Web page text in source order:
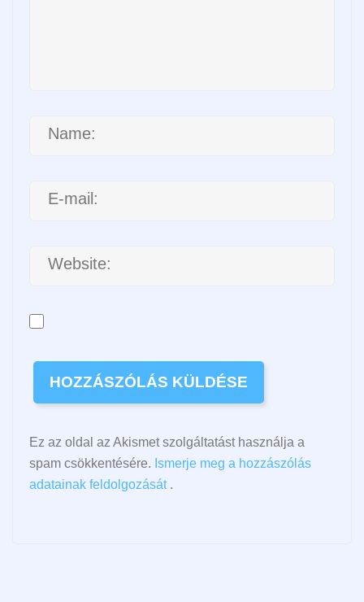
Ez az oldal az Akismet szolgáltatást használja a
spam csökkentésére. Ismerje meg a hozzászólás
adatainak feldolgozását.